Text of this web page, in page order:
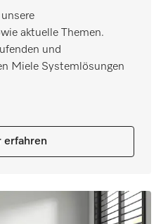
aktuelle Themen.
und
Miele Systemlösungen
erfahren